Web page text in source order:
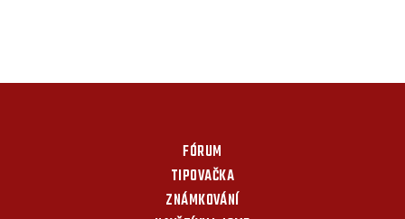
FÓRUM
TIPOVAČKA
ZNÁMKOVÁNÍ